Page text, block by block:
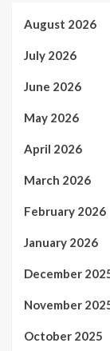
August 2026
July 2026
June 2026
May 2026
April 2026
March 2026
February 2026
January 2026
December
November
October 2025